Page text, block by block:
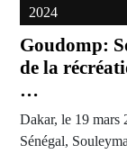
2024
Goudomp:
de la
…
Dakar, le 19 mars
Sénégal,